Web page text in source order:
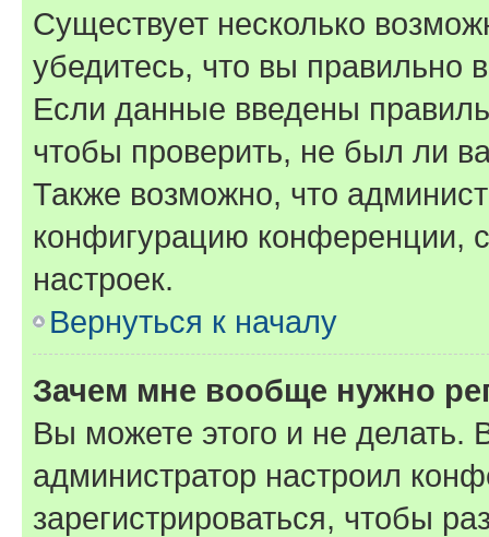
Существует несколько
убедитесь, что вы правильно
Если данные введены
чтобы проверить, не был ли
Также возможно, что
конфигурацию конференции,
настроек.
Вернуться к началу
Зачем мне вообще нужно
Вы можете этого и не делать.
администратор настроил
зарегистрироваться, чтобы